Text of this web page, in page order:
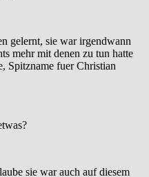
gelernt, sie war irgendwann
mehr mit denen zu tun hatte
Spitzname fuer Christian
sie war auch auf diesem